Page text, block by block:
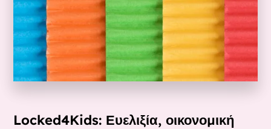
Locked4Kids: Ευελιξία, οικονομική